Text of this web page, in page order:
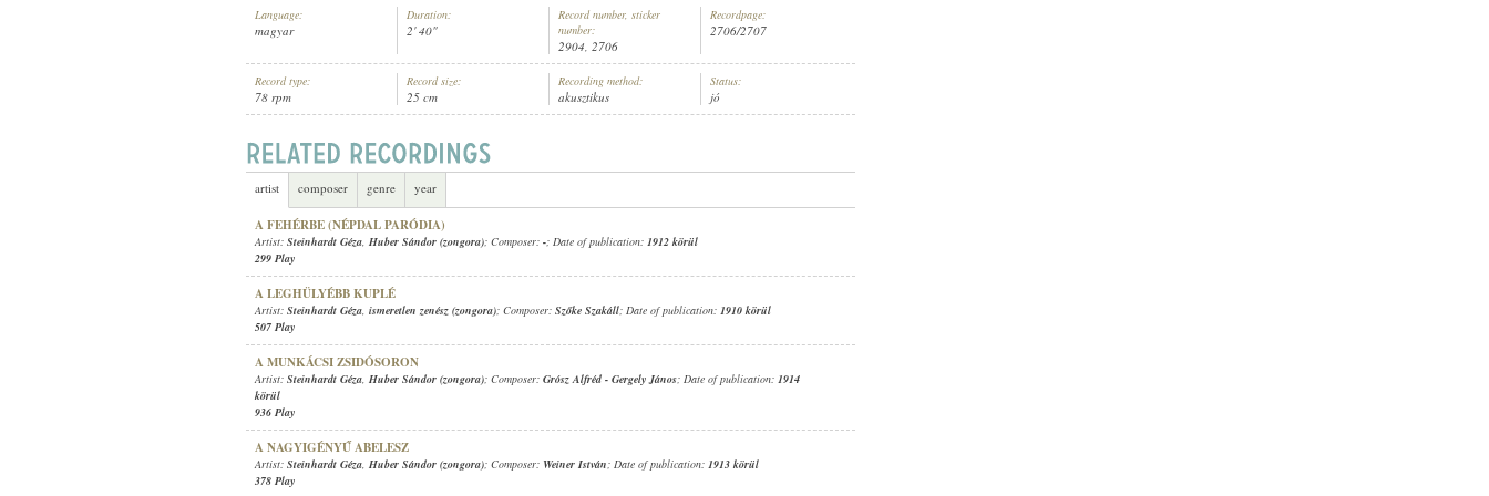
Language:
magyar
Duration:
2' 40"
Record number, sticker
number:
2904, 2706
Recordpage:
2706/2707
Record type:
78 rpm
Record size:
25 cm
Recording method:
akusztikus
Status:
jó
artist composer genre year
A FEHÉRBE (NÉPDAL PARÓDIA)
Artist: Steinhardt Géza, Huber Sándor (zongora); Composer: -; Date of publication: 1912 körül
299 Play
A LEGHÜLYÉBB KUPLÉ
Artist: Steinhardt Géza, ismeretlen zenész (zongora); Composer: Szőke Szakáll; Date of publication: 1910 körül
507 Play
A MUNKÁCSI ZSIDÓSORON
Artist: Steinhardt Géza, Huber Sándor (zongora); Composer: Grósz Alfréd - Gergely János; Date of publication: 1914
körül
936 Play
A NAGYIGÉNYŰ ABELESZ
Artist: Steinhardt Géza, Huber Sándor (zongora); Composer: Weiner István; Date of publication: 1913 körül
378 Play